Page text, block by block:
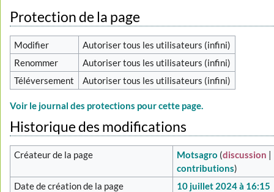
Protection de la page
Modifier
Autoriser tous les utilisateurs (infini)
Renommer
Autoriser tous les utilisateurs (infini)
Téléversement
Autoriser tous les utilisateurs (infini)
Voir le journal des protections pour cette page.
Historique des modifications
Créateur de la page Motsagro (discussion |
contributions)
Date de création de la page
10 juillet 2024 à 16:15